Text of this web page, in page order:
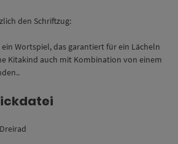
den Schriftzug:
ein Wortspiel, das garantiert für ein Lächeln
Kitakind auch mit Kombination von einem